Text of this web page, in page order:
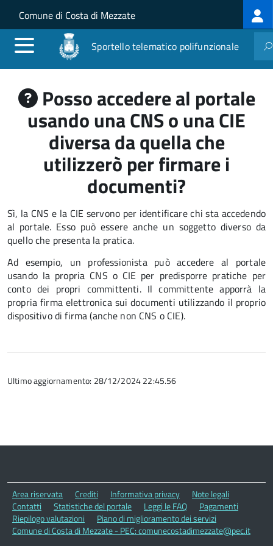
Salta al contenuto principale
Skip to site navigation
Comune di Costa di Mezzate
Sportello telematico polifunzionale
Posso accedere al portale
usando una CNS o una CIE
diversa da quella che
utilizzerò per firmare i
documenti?
Sì, la CNS e la CIE servono per identificare chi sta accedendo
al portale. Esso può essere anche un soggetto diverso da
quello che presenta la pratica.
Ad esempio, un professionista può accedere al portale
usando la propria CNS o CIE per predisporre pratiche per
conto dei propri committenti. Il committente apporrà la
propria firma elettronica sui documenti utilizzando il proprio
dispositivo di firma (anche non CNS o CIE).
Ultimo aggiornamento: 28/12/2024 22:45.56
Area riservata Crediti Informativa privacy
Note legali
Contatti
Statistiche del portale Leggi le FAQ
Pagamenti
Riepilogo valutazioni
Piano di miglioramento dei servizi
Comune di Costa di Mezzate - PEC: comunecostadimezzate@pec.it